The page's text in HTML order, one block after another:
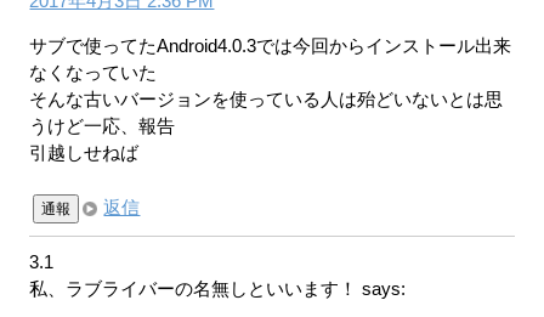
サブで使ってたAndroid4.0.3では今回からインストール出来
なくなっていた
そんな古いバージョンを使っている人は殆どいないとは思
うけど一応、報告
引越しせねば
通報 返信
3.1
私、ラブライバーの名無しといいます！
says: